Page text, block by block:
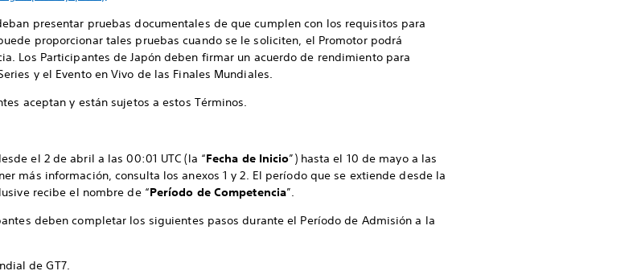
presentar pruebas documentales de que cumplen con los requisitos para
proporcionar tales pruebas cuando se le soliciten, el Promotor podrá
Los Participantes de Japón deben firmar un acuerdo de rendimiento para
y el Evento en Vivo de las Finales Mundiales.
aceptan y están sujetos a estos Términos.
el 2 de abril a las 00:01 UTC (la “Fecha de Inicio”) hasta el 10 de mayo a las
más información, consulta los anexos 1 y 2. El período que se extiende desde la
recibe el nombre de “Período de Competencia”.
deben completar los siguientes pasos durante el Período de Admisión a la
de GT7.